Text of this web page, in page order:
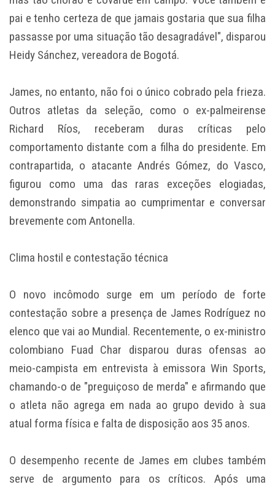
pai e tenho certeza de que jamais gostaria que sua filha
passasse por uma situação tão desagradável", disparou
Heidy Sánchez, vereadora de Bogotá.
James, no entanto, não foi o único cobrado pela frieza.
Outros atletas da seleção, como o ex-palmeirense
Richard Ríos, receberam duras críticas pelo
comportamento distante com a filha do presidente. Em
contrapartida, o atacante Andrés Gómez, do Vasco,
figurou como uma das raras exceções elogiadas,
demonstrando simpatia ao cumprimentar e conversar
brevemente com Antonella.
Clima hostil e contestação técnica
O novo incômodo surge em um período de forte
contestação sobre a presença de James Rodríguez no
elenco que vai ao Mundial. Recentemente, o ex-ministro
colombiano Fuad Char disparou duras ofensas ao
meio-campista em entrevista à emissora Win Sports,
chamando-o de "preguiçoso de merda" e afirmando que
o atleta não agrega em nada ao grupo devido à sua
atual forma física e falta de disposição aos 35 anos.
O desempenho recente de James em clubes também
serve de argumento para os críticos. Após uma